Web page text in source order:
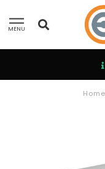
MENU
Klanten
Home